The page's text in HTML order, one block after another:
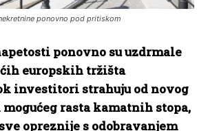
ponovno pod pritiskom
ponovno su uzdrmale
europskih tržišta
investitori strahuju od novog
rasta kamatnih stopa,
opreznije s odobravanjem